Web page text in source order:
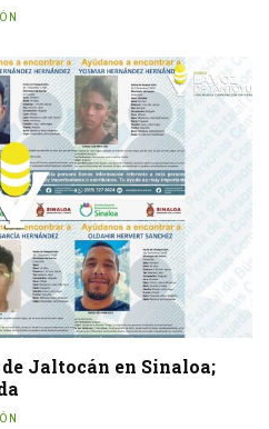
Jaltocán en Sinaloa;